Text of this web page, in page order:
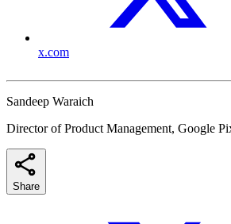
x.com
Sandeep Waraich
Director of Product Management, Google
Share